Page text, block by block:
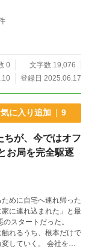
0
文字数 19,076
登録日 2025.06.17
に入り追加 9
ちが、今ではオフ
お局を完全駆逐
めに自宅へ連れ帰った
に連れ込まれた」と最
れるうち、根本だけで
く。 会社を牛